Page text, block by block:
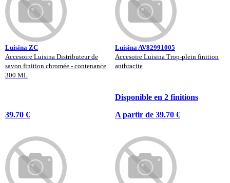
Luisina ZC
Accesoire Luisina Distributeur de
savon finition chromée - contenance
300 ML
39.70 €
Luisina AV82991005
Accesoire Luisina Trop-plein finition
anthracite
Disponible en 2 finitions
A partir de 39.70 €